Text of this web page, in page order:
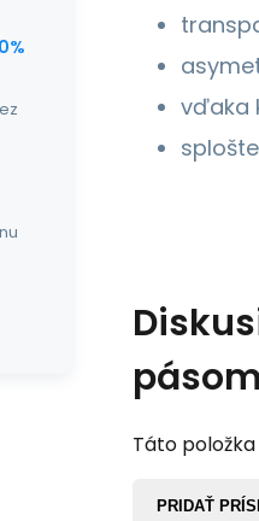
vďaka
Táto
PRIDAŤ